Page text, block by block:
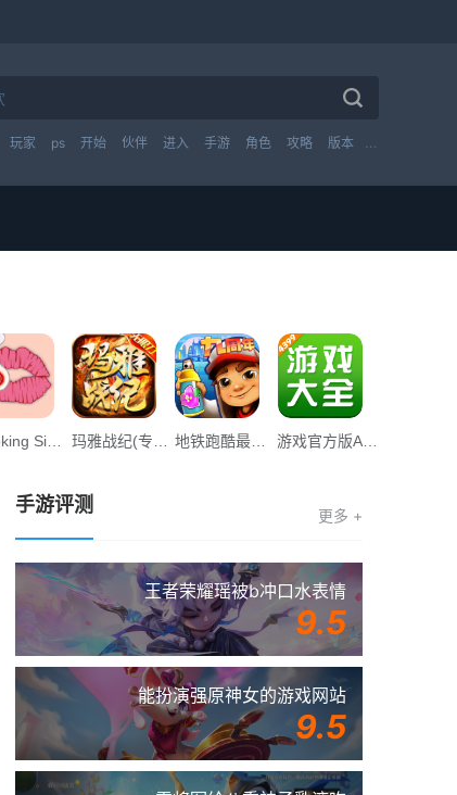
玩家 ps 开始 伙伴 进入 手游 角色 攻略 版本 技能
Smoking Simulator游戏中文手机版App下载_Smoking Simulator游戏中文手机版v1.0下载 地铁跑酷最早墨西哥免费最新版下载_地铁跑酷最早墨西哥免费最新版下载安装v3.39.1下载
手游评测 更多 +
王者荣耀瑶被b冲口水表情
9.5
能扮演强原神女的游戏网站
9.5